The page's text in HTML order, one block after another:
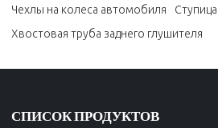
Чехлы на колеса автомобиля
Хвостовая труба заднего глушителя
СПИСОК ПРОДУКТОВ